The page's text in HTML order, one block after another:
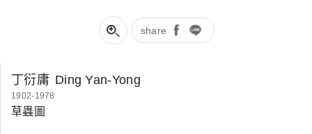
share
丁衍庸 Ding Yan-Yong
1902-1978
草蟲圖